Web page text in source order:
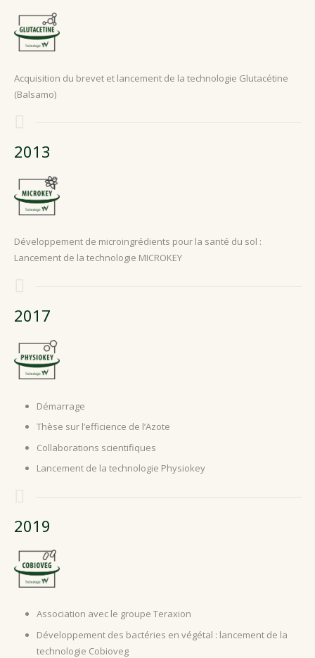
Acquisition du brevet et lancement de la technologie Glutacétine
(Balsamo)
2013
Développement de microingrédients pour la santé du sol :
Lancement de la technologie MICROKEY
2017
Démarrage
Thèse sur l’efficience de l’Azote
Collaborations scientifiques
Lancement de la technologie Physiokey
2019
Association avec le groupe Teraxion
Développement des bactéries en végétal : lancement de la
technologie Cobioveg